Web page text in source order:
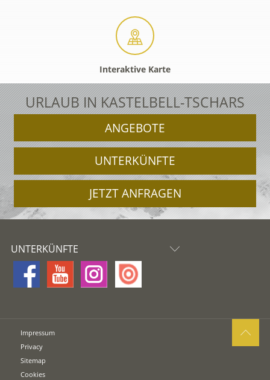
Interaktive Karte
URLAUB IN KASTELBELL-TSCHARS
ANGEBOTE
UNTERKÜNFTE
JETZT ANFRAGEN
UNTERKÜNFTE
Impressum
Privacy
Sitemap
Cookies